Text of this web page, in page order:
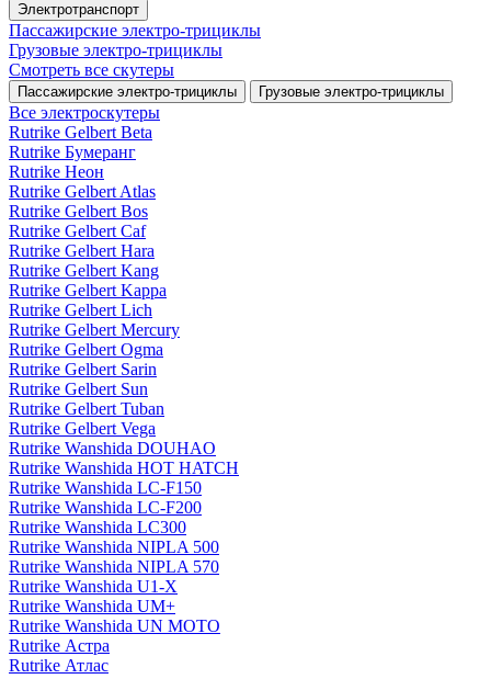
Электротранспорт
Пассажирские электро‑трициклы
Грузовые электро‑трициклы
Смотреть все скутеры
Пассажирские электро‑трициклы Грузовые электро‑трициклы
Все электро­скутеры
Rutrike Gelbert Beta
Rutrike Бумеранг
Rutrike Неон
Rutrike Gelbert Atlas
Rutrike Gelbert Bos
Rutrike Gelbert Caf
Rutrike Gelbert Hara
Rutrike Gelbert Kang
Rutrike Gelbert Kappa
Rutrike Gelbert Lich
Rutrike Gelbert Mercury
Rutrike Gelbert Ogma
Rutrike Gelbert Sarin
Rutrike Gelbert Sun
Rutrike Gelbert Tuban
Rutrike Gelbert Vega
Rutrike Wanshida DOUHAO
Rutrike Wanshida HOT HATCH
Rutrike Wanshida LC-F150
Rutrike Wanshida LC-F200
Rutrike Wanshida LC300
Rutrike Wanshida NIPLA 500
Rutrike Wanshida NIPLA 570
Rutrike Wanshida U1-X
Rutrike Wanshida UM+
Rutrike Wanshida UN MOTO
Rutrike Астра
Rutrike Атлас